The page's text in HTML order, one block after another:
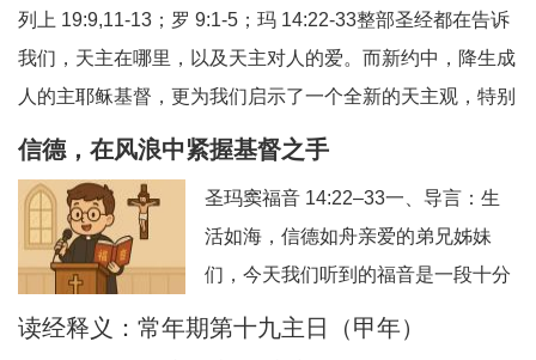
列上 19:9,11-13；罗 9:1-5；玛 14:22-33整部圣经都在告诉
我们，天主在哪里，以及天主对人的爱。而新约中，降生成
人的主耶稣基督，更为我们启示了一个全新的天主观，特别
是在艰难困苦中陪伴我们的天主，我们今天从三个方面反省
（3）有主就平安。1、祈祷与生活祈祷，就
信德，在风浪中紧握基督之手
圣玛窦福音 14:22–33一、导言：生
活如海，信德如舟亲爱的弟兄姊妹
们，今天我们听到的福音是一段十分
震撼人心的经历：耶稣在海面上行
读经释义：常年期第十九主日（甲年）